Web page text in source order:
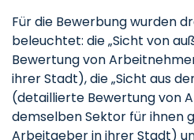
Für die Bewerbung wurden
beleuchtet: die „Sicht von
Bewertung von
ihrer Stadt), die „Sicht aus
(detaillierte Bewertung von
demselben Sektor für ihnen
Arbeitgeber in ihrer Stadt)